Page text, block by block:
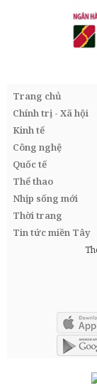
Trang chủ
Chính trị - Xã hội
Kinh tế
Công nghệ
Quốc tế
Thể thao
Nhịp sống mới
Thời trang
Tin tức miền Tây